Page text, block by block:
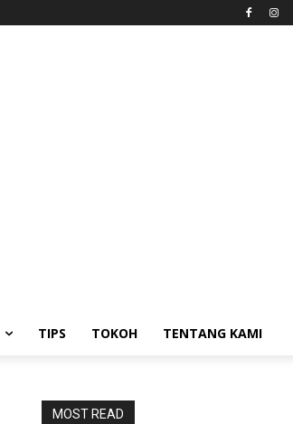
TIPS TOKOH TENTANG KAMI
MOST READ